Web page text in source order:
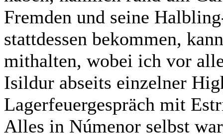
Fremden und seine
stattdessen bekommen,
mithalten, wobei ich vor
Isildur abseits einzelner
Lagerfeuergespräch mit
Alles in Númenor selbst